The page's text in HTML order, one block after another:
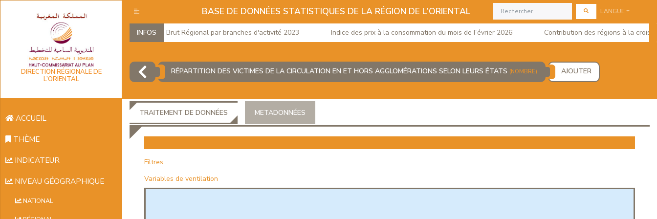
DIRECTION RÉGIONALE DE
L’ORIENTAL
ACCUEIL
THÈME
INDICATEUR
NIVEAU GÉOGRAPHIQUE
NATIONAL
BASE DE DONNÉES STATISTIQUES DE LA RÉGION DE L’ORIENTAL LANGUE
INFOS
Produit Intérieur Brut Régional par branches d'activité 2023 Indice des prix à la consommation du mois de Février 2026 Contribution des régions à la
RÉPARTITION DES VICTIMES DE LA CIRCULATION EN ET HORS AGGLOMÉRATIONS SELON LEURS ÉTATS (NOMBRE) AJOUTER
TRAITEMENT DE DONNÉES METADONNÉES
Filtres
Variables de ventilation